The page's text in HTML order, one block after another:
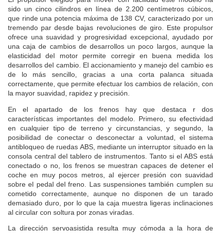
sido un cinco cilindros en línea de 2.200 centímetros cúbicos,
que rinde una potencia máxima de 138 CV, caracterizado por un
tremendo par desde bajas revoluciones de giro. Este propulsor
ofrece una suavidad y progresividad excepcional, ayudado por
una caja de cambios de desarrollos un poco largos, aunque la
elasticidad del motor permite corregir en buena medida los
desarrollos del cambio. El accionamiento y manejo del cambio es
de lo más sencillo, gracias a una corta palanca situada
correctamente, que permite efectuar los cambios de relación, con
la mayor suavidad, rapidez y precisión.
En el apartado de los frenos hay que destaca r dos
características importantes del modelo. Primero, su efectividad
en cualquier tipo de terreno y circunstancias, y segundo, la
posibilidad de conectar o desconectar a voluntad, el sistema
antibloqueo de ruedas ABS, mediante un interruptor situado en la
consola central del tablero de instrumentos. Tanto si el ABS está
conectado o no, los frenos se muestran capaces de detener el
coche en muy pocos metros, al ejercer presión con suavidad
sobre el pedal del freno. Las suspensiones también cumplen su
cometido correctamente, aunque no disponen de un tarado
demasiado duro, por lo que la caja muestra ligeras inclinaciones
al circular con soltura por zonas viradas.
La dirección servoasistida resulta muy cómoda a la hora de